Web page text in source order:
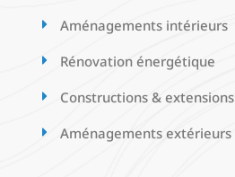
Aménagements intérieurs
Rénovation énergétique
Constructions & extensions
Aménagements extérieurs